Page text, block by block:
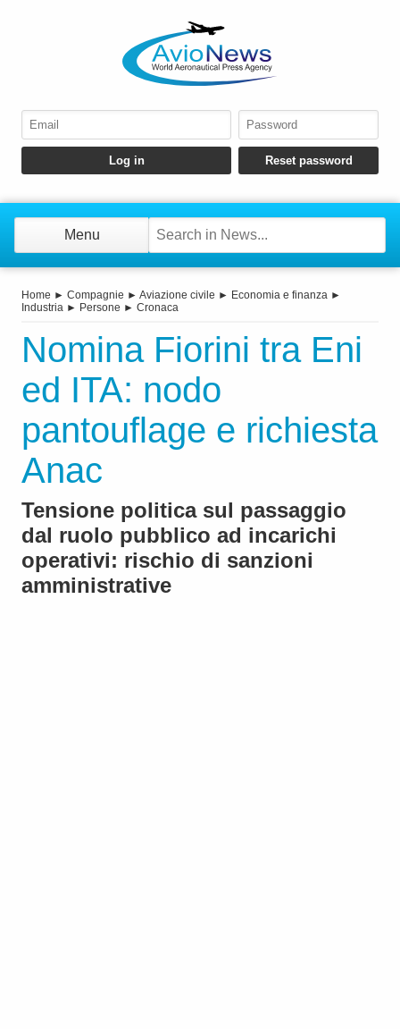
Menu
Home ► Compagnie ► Aviazione civile ► Economia e finanza ►
Industria ► Persone ► Cronaca
Nomina Fiorini tra Eni
ed ITA: nodo
pantouflage e richiesta
Anac
Tensione politica sul passaggio
dal ruolo pubblico ad incarichi
operativi: rischio di sanzioni
amministrative